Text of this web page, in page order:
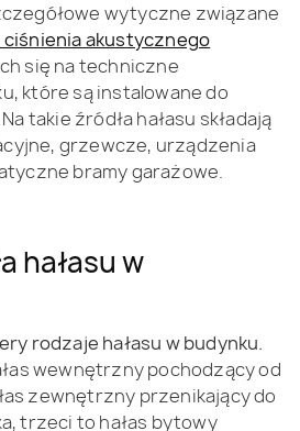
wytyczne związane
ciśnienia akustycznego
się na techniczne
które są instalowane do
takie źródła hałasu składają
grzewcze, urządzenia
bramy garażowe.
hałasu w
rodzaje hałasu w budynku.
wewnętrzny pochodzący od
zewnętrzny przenikający do
trzeci to hałas bytowy